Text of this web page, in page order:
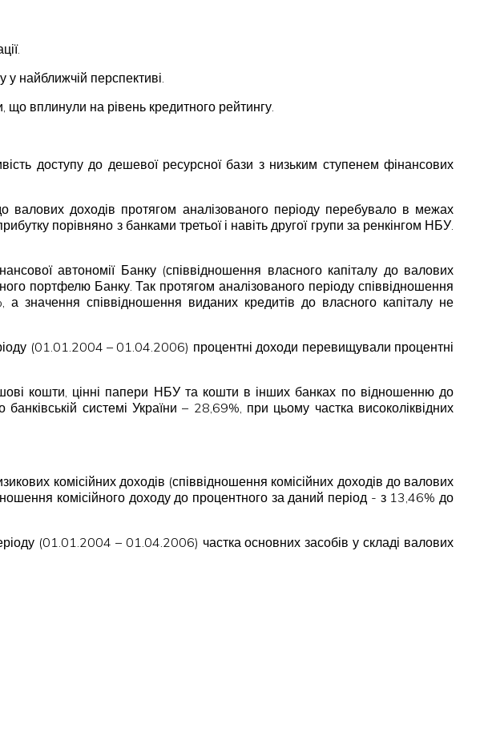
найближчій перспективі.
що вплинули на рівень кредитного рейтингу.
доступу до дешевої ресурсної бази з низьким ступенем фінансових
валових доходів протягом аналізованого періоду перебувало в межах
порівняно з банками третьої і навіть другої групи за ренкінгом НБУ.
автономії Банку (співвідношення власного капіталу до валових
портфелю Банку. Так протягом аналізованого періоду співвідношення
співвідношення виданих кредитів до власного капіталу не
(01.01.2004 – 01.04.2006) процентні доходи перевищували процентні
кошти, цінні папери НБУ та кошти в інших банках по відношенню до
системі України – 28,69%, при цьому частка високоліквідних
комісійних доходів (співвідношення комісійних доходів до валових
комісійного доходу до процентного за даний період - з 13,46% до
(01.01.2004 – 01.04.2006) частка основних засобів у складі валових